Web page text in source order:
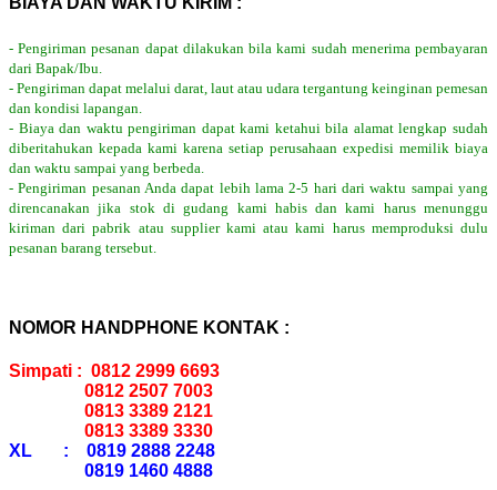
- Pengiriman pesanan dapat dilakukan bila kami sudah menerima pembayaran
dari Bapak/Ibu.
- Pengiriman dapat melalui darat, laut atau udara tergantung keinginan pemesan
dan kondisi lapangan.
- Biaya dan waktu pengiriman dapat kami ketahui bila alamat lengkap sudah
diberitahukan kepada kami karena setiap perusahaan expedisi memilik biaya
dan waktu sampai yang berbeda.
- Pengiriman pesanan Anda dapat lebih lama 2-5 hari dari waktu sampai yang
direncanakan jika stok di gudang kami habis dan kami harus menunggu
kiriman dari pabrik atau supplier kami atau kami harus memproduksi dulu
pesanan barang tersebut.
NOMOR HANDPHONE KONTAK :
Simpati : 0812 2999 6693
0812 2507 7003
0813 3389 2121
0813 3389 3330
XL : 0819 2888 2248
0819 1460 4888